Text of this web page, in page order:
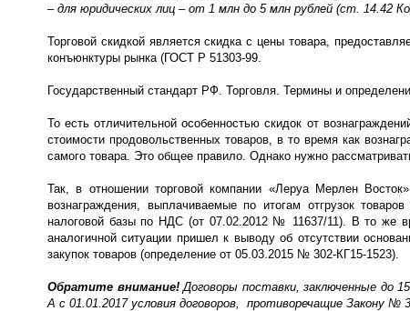
– для юридических лиц – от 1 млн до 5 млн рублей (ст. 14.42
Торговой скидкой является скидка с цены товара,
конъюнктуры рынка (ГОСТ Р 51303-99.
Государственный стандарт РФ. Торговля. Термины и
То есть отличительной особенностью скидок от
стоимости продовольственных товаров, в то время как
самого товара. Это общее правило. Однако нужно
Так, в отношении торговой компании «Леруа Мерлен
вознаграждения, выплачиваемые по итогам отгрузок
налоговой базы по НДС (от 07.02.2012 № 11637/11). В то же
аналогичной ситуации пришел к выводу об отсутствии
закупок товаров (определение от 05.03.2015 № 302-КГ15-1523).
Обратите внимание!Договоры поставки, заключенные до
А с 01.01.2017 условия договоров, противоречащие Закону